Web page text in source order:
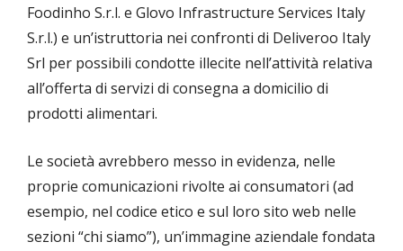
Foodinho S.r.l. e Glovo Infrastructure Services Italy
S.r.l.) e un’istruttoria nei confronti di Deliveroo Italy
Srl per possibili condotte illecite nell’attività relativa
all’offerta di servizi di consegna a domicilio di
prodotti alimentari.
Le società avrebbero messo in evidenza, nelle
proprie comunicazioni rivolte ai consumatori (ad
esempio, nel codice etico e sul loro sito web nelle
sezioni “chi siamo”), un’immagine aziendale fondata